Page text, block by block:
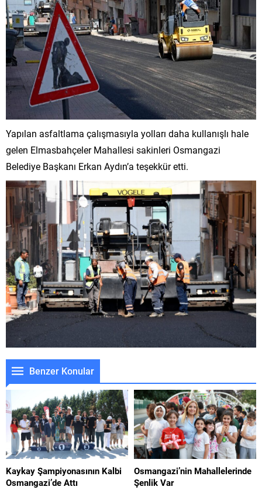
Yapılan asfaltlama çalışmasıyla yolları daha kullanışlı hale
gelen Elmasbahçeler Mahallesi sakinleri Osmangazi
Belediye Başkanı Erkan Aydın’a teşekkür etti.
Benzer Konular
Kaykay Şampiyonasının Kalbi
Osmangazi’de Attı
Osmangazi’nin Mahallelerinde
Şenlik Var